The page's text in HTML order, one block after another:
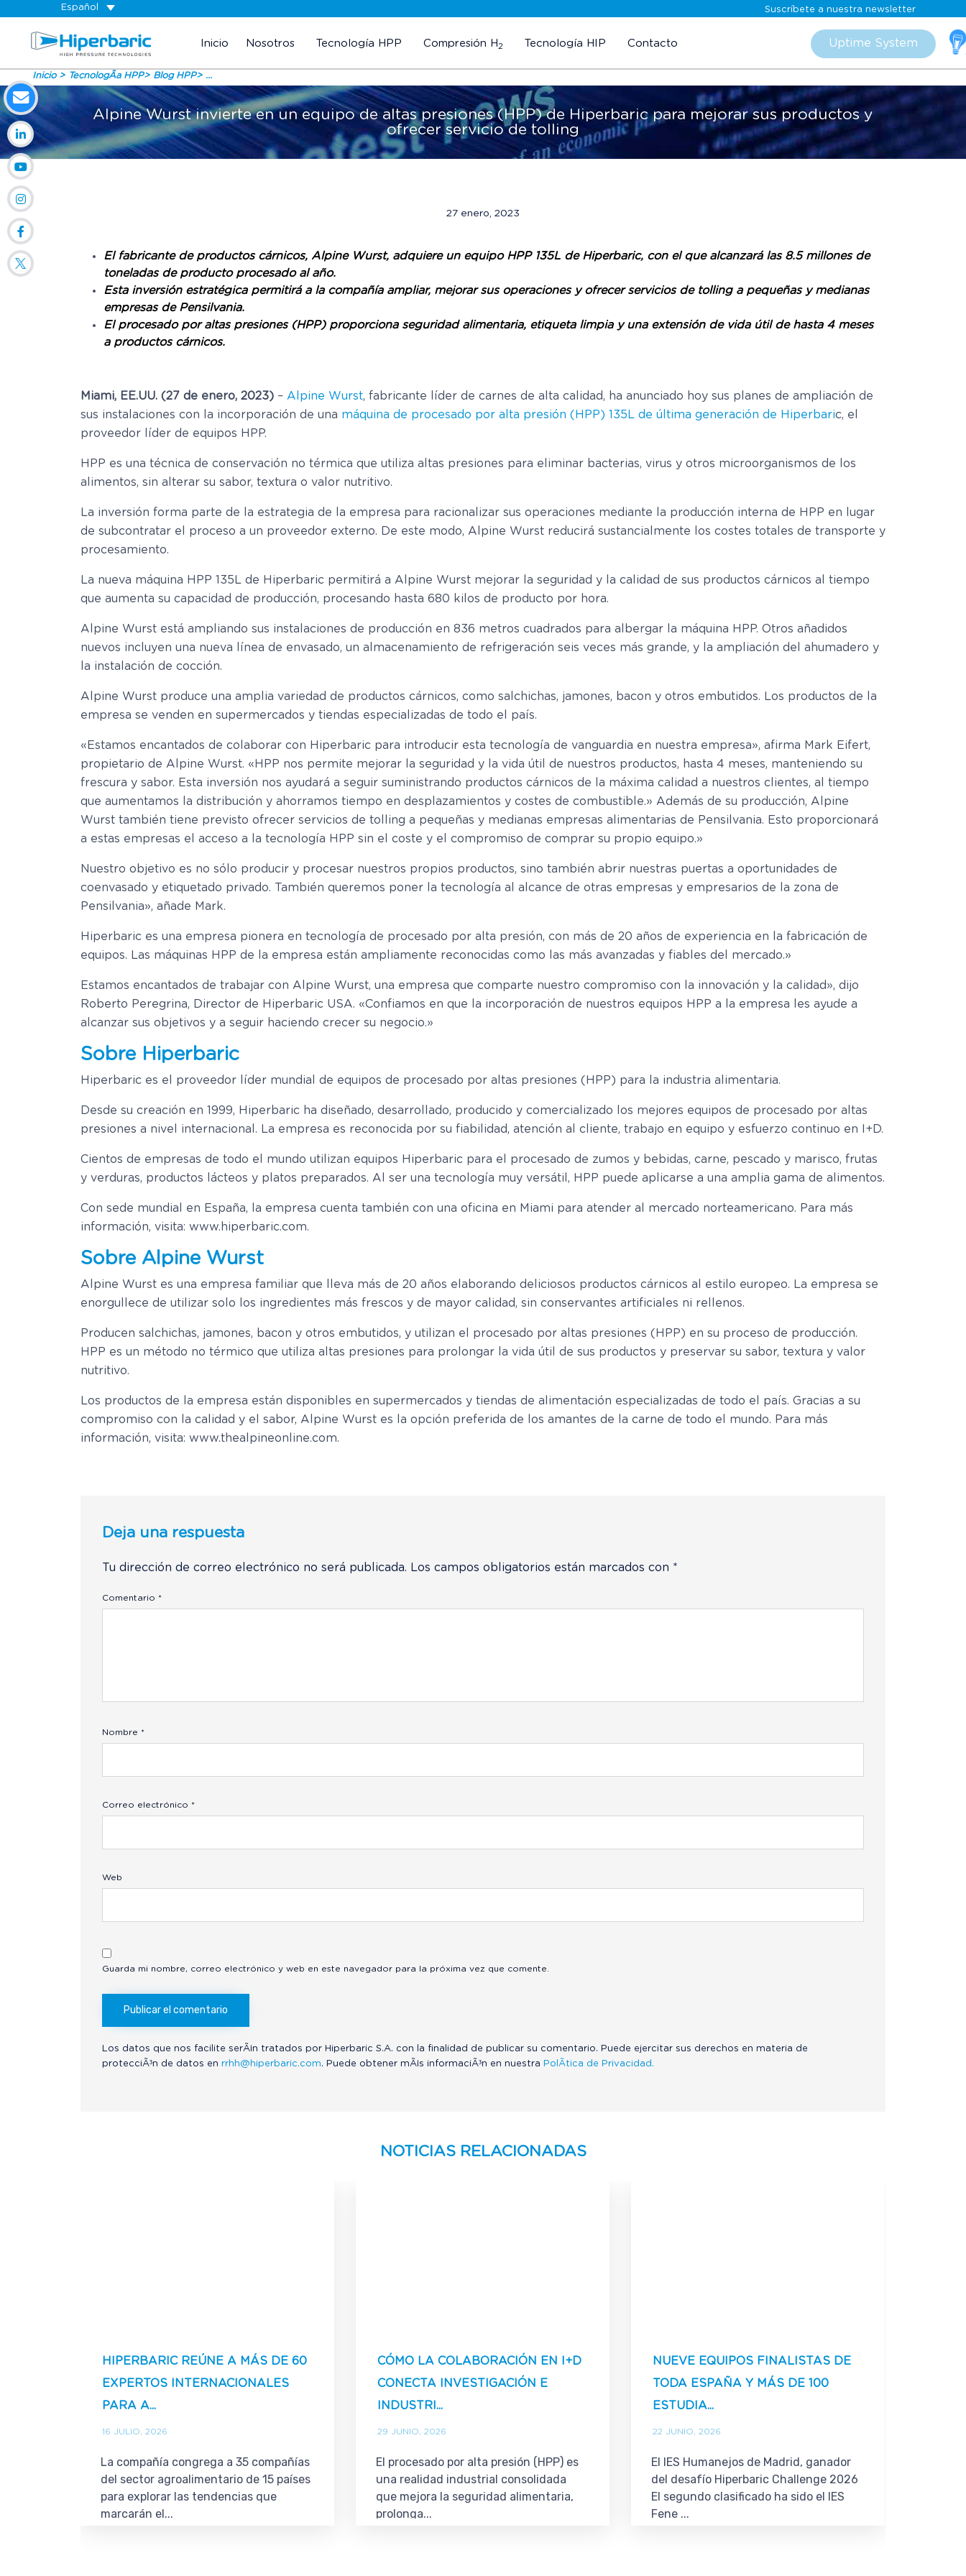
Español Suscríbete a nuestra newsletter
Inicio Nosotros Tecnología HPP Compresión H2 Tecnología HIP Contacto Uptime System
Inicio TecnologÃ­a HPP Blog HPP ...
Alpine Wurst invierte en un equipo de altas presiones (HPP) de Hiperbaric para mejorar sus productos y
ofrecer servicio de tolling
27 enero, 2023
El fabricante de productos cárnicos, Alpine Wurst, adquiere un equipo HPP 135L de Hiperbaric, con el que alcanzará las 8.5 millones de
toneladas de producto procesado al año.
Esta inversión estratégica permitirá a la compañía ampliar, mejorar sus operaciones y ofrecer servicios de tolling a pequeñas y medianas
empresas de Pensilvania.
El procesado por altas presiones (HPP) proporciona seguridad alimentaria, etiqueta limpia y una extensión de vida útil de hasta 4 meses
a productos cárnicos.
Miami, EE.UU. (27 de enero, 2023) – Alpine Wurst, fabricante líder de carnes de alta calidad, ha anunciado hoy sus planes de ampliación de
sus instalaciones con la incorporación de una máquina de procesado por alta presión (HPP) 135L de última generación de Hiperbaric, el
proveedor líder de equipos HPP.
HPP es una técnica de conservación no térmica que utiliza altas presiones para eliminar bacterias, virus y otros microorganismos de los
alimentos, sin alterar su sabor, textura o valor nutritivo.
La inversión forma parte de la estrategia de la empresa para racionalizar sus operaciones mediante la producción interna de HPP en lugar
de subcontratar el proceso a un proveedor externo. De este modo, Alpine Wurst reducirá sustancialmente los costes totales de transporte y
procesamiento.
La nueva máquina HPP 135L de Hiperbaric permitirá a Alpine Wurst mejorar la seguridad y la calidad de sus productos cárnicos al tiempo
que aumenta su capacidad de producción, procesando hasta 680 kilos de producto por hora.
Alpine Wurst está ampliando sus instalaciones de producción en 836 metros cuadrados para albergar la máquina HPP. Otros añadidos
nuevos incluyen una nueva línea de envasado, un almacenamiento de refrigeración seis veces más grande, y la ampliación del ahumadero y
la instalación de cocción.
Alpine Wurst produce una amplia variedad de productos cárnicos, como salchichas, jamones, bacon y otros embutidos. Los productos de la
empresa se venden en supermercados y tiendas especializadas de todo el país.
«Estamos encantados de colaborar con Hiperbaric para introducir esta tecnología de vanguardia en nuestra empresa», afirma Mark Eifert,
propietario de Alpine Wurst. «HPP nos permite mejorar la seguridad y la vida útil de nuestros productos, hasta 4 meses, manteniendo su
frescura y sabor. Esta inversión nos ayudará a seguir suministrando productos cárnicos de la máxima calidad a nuestros clientes, al tiempo
que aumentamos la distribución y ahorramos tiempo en desplazamientos y costes de combustible.» Además de su producción, Alpine
Wurst también tiene previsto ofrecer servicios de tolling a pequeñas y medianas empresas alimentarias de Pensilvania. Esto proporcionará
a estas empresas el acceso a la tecnología HPP sin el coste y el compromiso de comprar su propio equipo.»
Nuestro objetivo es no sólo producir y procesar nuestros propios productos, sino también abrir nuestras puertas a oportunidades de
coenvasado y etiquetado privado. También queremos poner la tecnología al alcance de otras empresas y empresarios de la zona de
Pensilvania», añade Mark.
Hiperbaric es una empresa pionera en tecnología de procesado por alta presión, con más de 20 años de experiencia en la fabricación de
equipos. Las máquinas HPP de la empresa están ampliamente reconocidas como las más avanzadas y fiables del mercado.»
Estamos encantados de trabajar con Alpine Wurst, una empresa que comparte nuestro compromiso con la innovación y la calidad», dijo
Roberto Peregrina, Director de Hiperbaric USA. «Confiamos en que la incorporación de nuestros equipos HPP a la empresa les ayude a
alcanzar sus objetivos y a seguir haciendo crecer su negocio.»
Sobre Hiperbaric
Hiperbaric es el proveedor líder mundial de equipos de procesado por altas presiones (HPP) para la industria alimentaria.
Desde su creación en 1999, Hiperbaric ha diseñado, desarrollado, producido y comercializado los mejores equipos de procesado por altas
presiones a nivel internacional. La empresa es reconocida por su fiabilidad, atención al cliente, trabajo en equipo y esfuerzo continuo en I+D.
Cientos de empresas de todo el mundo utilizan equipos Hiperbaric para el procesado de zumos y bebidas, carne, pescado y marisco, frutas
y verduras, productos lácteos y platos preparados. Al ser una tecnología muy versátil, HPP puede aplicarse a una amplia gama de alimentos.
Con sede mundial en España, la empresa cuenta también con una oficina en Miami para atender al mercado norteamericano. Para más
información, visita: www.hiperbaric.com.
Sobre Alpine Wurst
Alpine Wurst es una empresa familiar que lleva más de 20 años elaborando deliciosos productos cárnicos al estilo europeo. La empresa se
enorgullece de utilizar solo los ingredientes más frescos y de mayor calidad, sin conservantes artificiales ni rellenos.
Producen salchichas, jamones, bacon y otros embutidos, y utilizan el procesado por altas presiones (HPP) en su proceso de producción.
HPP es un método no térmico que utiliza altas presiones para prolongar la vida útil de sus productos y preservar su sabor, textura y valor
nutritivo.
Los productos de la empresa están disponibles en supermercados y tiendas de alimentación especializadas de todo el país. Gracias a su
compromiso con la calidad y el sabor, Alpine Wurst es la opción preferida de los amantes de la carne de todo el mundo. Para más
información, visita: www.thealpineonline.com.
Deja una respuesta
Tu dirección de correo electrónico no será publicada. Los campos obligatorios están marcados con *
Comentario *
Nombre *
Correo electrónico *
Web
Guarda mi nombre, correo electrónico y web en este navegador para la próxima vez que comente.
Los datos que nos facilite serÃ¡n tratados por Hiperbaric S.A. con la finalidad de publicar su comentario. Puede ejercitar sus derechos en materia de
protecciÃ³n de datos en rrhh@hiperbaric.com. Puede obtener mÃ¡s informaciÃ³n en nuestra PolÃ­tica de Privacidad.
NOTICIAS RELACIONADAS
HIPERBARIC REÚNE A MÁS DE 60
EXPERTOS INTERNACIONALES
PARA A...
16 JULIO, 2026
La compañía congrega a 35 compañías
del sector agroalimentario de 15 países
para explorar las tendencias que
marcarán el...
CÓMO LA COLABORACIÓN EN I+D
CONECTA INVESTIGACIÓN E
INDUSTRI...
29 JUNIO, 2026
El procesado por alta presión (HPP) es
una realidad industrial consolidada
que mejora la seguridad alimentaria,
prolonga...
NUEVE EQUIPOS FINALISTAS DE
TODA ESPAÑA Y MÁS DE 100
ESTUDIA...
22 JUNIO, 2026
El IES Humanejos de Madrid, ganador
del desafío Hiperbaric Challenge 2026
El segundo clasificado ha sido el IES
Fene ...